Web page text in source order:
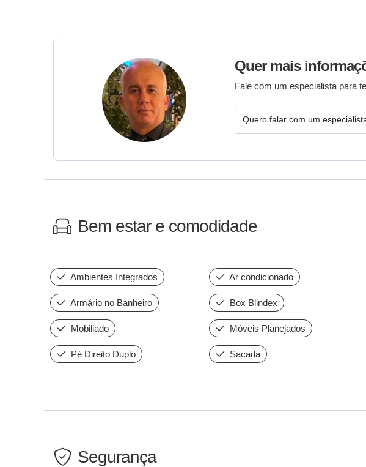
Quer mais
Fale com um especialista para
Quero falar com um
Bem estar e comodidade
Ambientes Integrados Ar condicionado
Armário no Banheiro Box Blindex
Mobiliado Móveis Planejados
Pé Direito Duplo Sacada
Segurança